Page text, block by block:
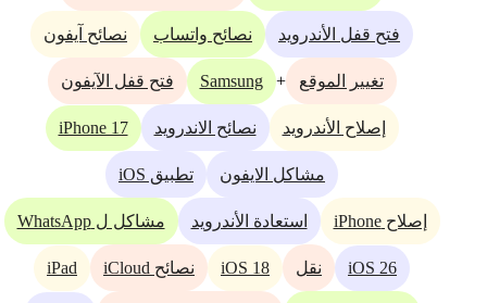
فتح قفل الأندرويد نصائح واتساب نصائح آيفون
تغيير الموقع +
Samsung فتح قفل الآيفون
إصلاح الأندرويد نصائح الاندرويد iPhone 17
مشاكل الايفون تطبيق iOS
إصلاح iPhone استعادة الأندرويد مشاكل ل WhatsApp
iOS 26 نقل iOS 18 نصائح iCloud iPad